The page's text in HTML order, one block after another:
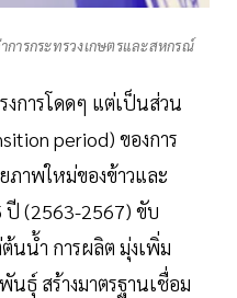
ารกระทรวงเกษตรและสหกรณ์
งการโดดๆ แต่เป็นส่วน
period) ของการ
ภาพใหม่ของข้าวและ
ปี (2563-2567) ขับ
นน้ำ การผลิต มุ่งเพิ่ม
สร้างมาตรฐานเชื่อม